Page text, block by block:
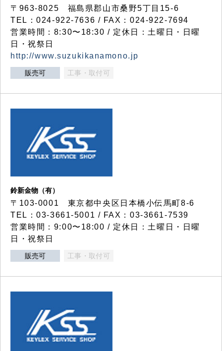
〒963-8025 福島県郡山市桑野5丁目15-6
TEL：024-922-7636 / FAX：024-922-7694
営業時間：8:30〜18:30 / 定休日：土曜日・日曜
日・祝祭日
http://www.suzukikanamono.jp
販売可 工事・取付可
鈴新金物（有）
〒103-0001 東京都中央区日本橋小伝馬町8-6
TEL：03-3661-5001 / FAX：03-3661-7539
営業時間：9:00〜18:00 / 定休日：土曜日・日曜
日・祝祭日
販売可 工事・取付可